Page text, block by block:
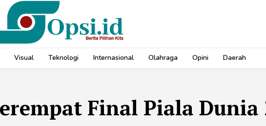
Visual Teknologi Internasional Olahraga Opini Daerah
Final Piala Dunia